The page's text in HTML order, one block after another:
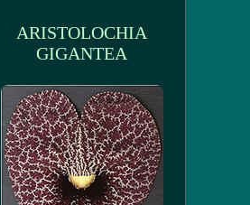
ARISTOLOCHIA
GIGANTEA